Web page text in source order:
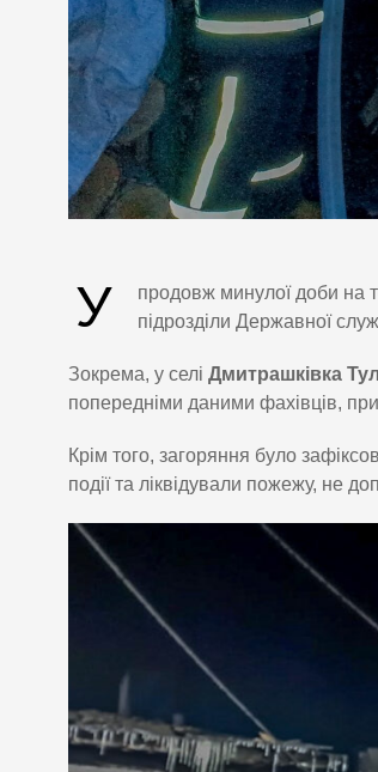
У
продовж минулої доби на
підрозділи Державної
Зокрема, у селі Дмитрашківка
попередніми даними фахівців,
Крім того, загоряння було
події та ліквідували пожежу, не